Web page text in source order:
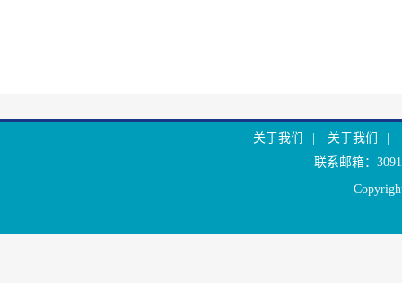
关于我们 关于我们
联系邮箱：